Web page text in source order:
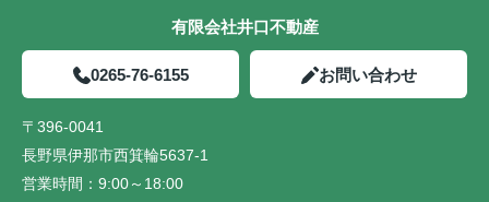
有限会社井口不動産
0265-76-6155 お問い合わせ
〒396-0041
長野県伊那市西箕輪5637-1
営業時間： 9:00～18:00